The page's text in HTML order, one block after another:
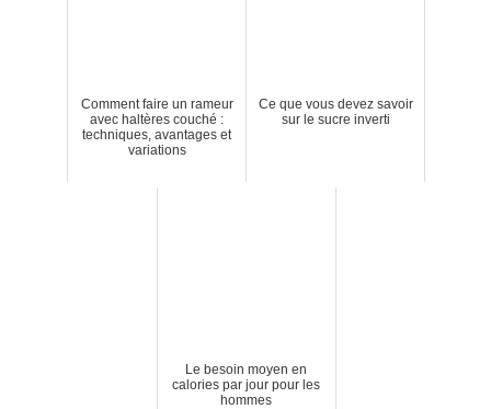
Comment faire un rameur
avec haltères couché :
techniques, avantages et
variations
Ce que vous devez savoir
sur le sucre inverti
Le besoin moyen en
calories par jour pour les
hommes